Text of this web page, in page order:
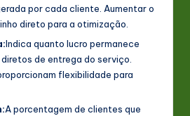
por cada cliente. Aumentar o
direto para a otimização.
Indica quanto lucro permanece
de entrega do serviço.
flexibilidade para
A porcentagem de clientes que